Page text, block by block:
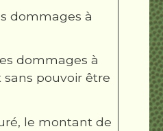
dommages à
dommages à
pouvoir être
le montant de